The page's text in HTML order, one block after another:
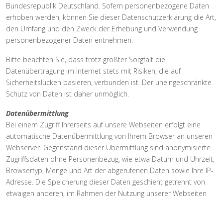
Bundesrepublik Deutschland. Sofern personenbezogene Daten
erhoben werden, können Sie dieser Datenschutzerklärung die Art,
den Umfang und den Zweck der Erhebung und Verwendung
personenbezogener Daten entnehmen.
Bitte beachten Sie, dass trotz größter Sorgfalt die
Datenübertragung im Internet stets mit Risiken, die auf
Sicherheitslücken basieren, verbunden ist. Der uneingeschränkte
Schutz von Daten ist daher unmöglich.
Datenübermittlung
Bei einem Zugriff Ihrerseits auf unsere Webseiten erfolgt eine
automatische Datenübermittlung von Ihrem Browser an unseren
Webserver. Gegenstand dieser Übermittlung sind anonymisierte
Zugriffsdaten ohne Personenbezug, wie etwa Datum und Uhrzeit,
Browsertyp, Menge und Art der abgerufenen Daten sowie Ihre IP-
Adresse. Die Speicherung dieser Daten geschieht getrennt von
etwaigen anderen, im Rahmen der Nutzung unserer Webseiten